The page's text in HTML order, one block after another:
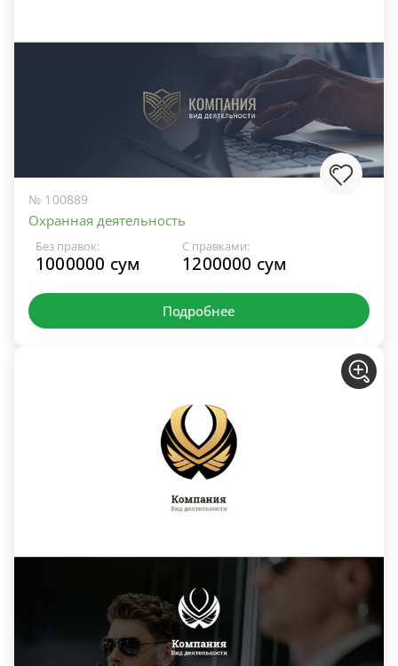
№ 100889
Охранная деятельность
Без правок:
1000000 сум
С правками:
1200000 сум
Подробнее